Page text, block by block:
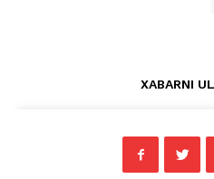
XABARNI